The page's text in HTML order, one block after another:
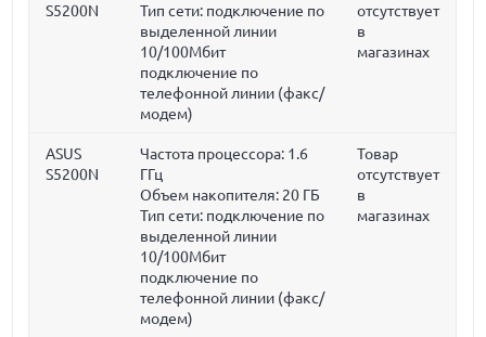
S5200N
Тип сети: подключение по
выделенной линии
10/100Мбит
подключение по
телефонной линии (факс/
модем)
отсутствует
в
магазинах
ASUS
S5200N
Частота процессора: 1.6
ГГц
Объем накопителя: 20 ГБ
Тип сети: подключение по
выделенной линии
10/100Мбит
подключение по
телефонной линии (факс/
модем)
Товар
отсутствует
в
магазинах